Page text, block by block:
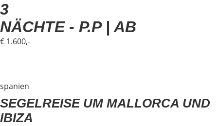
3
NÄCHTE - P.P | AB
€ 1.600,-
spanien
SEGELREISE UM MALLORCA UND
IBIZA